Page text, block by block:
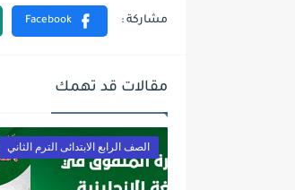
مقالات قد تهمك
الصف الرابع الابتدائى الترم الثاني